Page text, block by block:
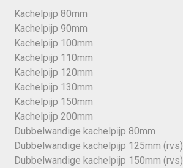
Kachelpijp 80mm
Kachelpijp 90mm
Kachelpijp 100mm
Kachelpijp 110mm
Kachelpijp 120mm
Kachelpijp 130mm
Kachelpijp 150mm
Kachelpijp 200mm
Dubbelwandige kachelpijp 80mm
Dubbelwandige kachelpijp 125mm (rvs)
Dubbelwandige kachelpijp 150mm (rvs)